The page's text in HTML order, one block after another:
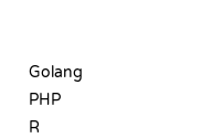
Golang
PHP
R